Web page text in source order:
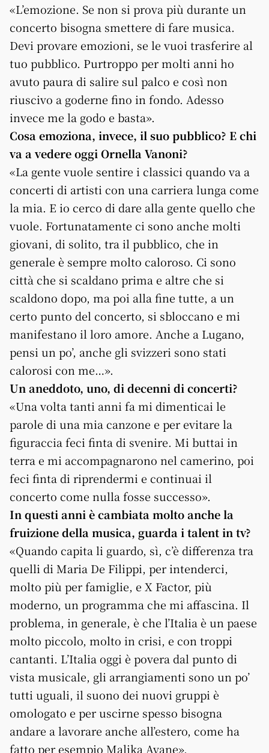
«L’emozione. Se non si prova più durante un
concerto bisogna smettere di fare musica.
Devi provare emozioni, se le vuoi trasferire al
tuo pubblico. Purtroppo per molti anni ho
avuto paura di salire sul palco e così non
riuscivo a goderne fino in fondo. Adesso
invece me la godo e basta».
Cosa emoziona, invece, il suo pubblico? E chi
va a vedere oggi Ornella Vanoni?
«La gente vuole sentire i classici quando va a
concerti di artisti con una carriera lunga come
la mia. E io cerco di dare alla gente quello che
vuole. Fortunatamente ci sono anche molti
giovani, di solito, tra il pubblico, che in
generale è sempre molto caloroso. Ci sono
città che si scaldano prima e altre che si
scaldono dopo, ma poi alla fine tutte, a un
certo punto del concerto, si sbloccano e mi
manifestano il loro amore. Anche a Lugano,
pensi un po’, anche gli svizzeri sono stati
calorosi con me…».
Un aneddoto, uno, di decenni di concerti?
«Una volta tanti anni fa mi dimenticai le
parole di una mia canzone e per evitare la
figuraccia feci finta di svenire. Mi buttai in
terra e mi accompagnarono nel camerino, poi
feci finta di riprendermi e continuai il
concerto come nulla fosse successo».
In questi anni è cambiata molto anche la
fruizione della musica, guarda i talent in tv?
«Quando capita li guardo, sì, c’è differenza tra
quelli di Maria De Filippi, per intenderci,
molto più per famiglie, e X Factor, più
moderno, un programma che mi affascina. Il
problema, in generale, è che l’Italia è un paese
molto piccolo, molto in crisi, e con troppi
cantanti. L’Italia oggi è povera dal punto di
vista musicale, gli arrangiamenti sono un po’
tutti uguali, il suono dei nuovi gruppi è
omologato e per uscirne spesso bisogna
andare a lavorare anche all’estero, come ha
fatto per esempio Malika Ayane».